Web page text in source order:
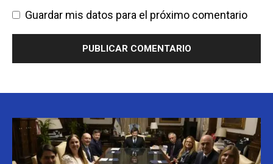
Guardar mis datos para el próximo comentario